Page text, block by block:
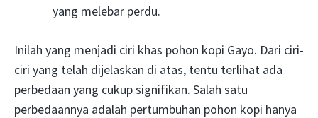
yang melebar perdu.
Inilah yang menjadi ciri khas pohon kopi Gayo. Dari ciri-
ciri yang telah dijelaskan di atas, tentu terlihat ada
perbedaan yang cukup signifikan. Salah satu
perbedaannya adalah pertumbuhan pohon kopi hanya